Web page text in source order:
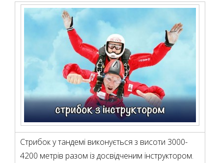
Стрибок у тандемі виконується з висоти 3000-
4200 метрів разом із досвідченим інструктором.